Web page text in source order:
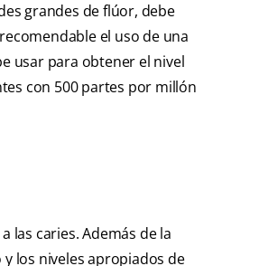
grandes de flúor, debe
el uso de una
usar para obtener el nivel
con 500 partes por millón
las caries. Además de la
los niveles apropiados de